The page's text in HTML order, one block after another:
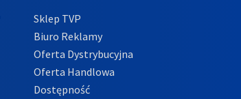
Sklep TVP
Biuro Reklamy
Oferta Dystrybucyjna
Oferta Handlowa
Dostępność